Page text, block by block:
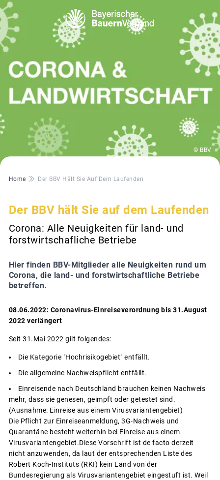
© BBV
Pfadnavigation
Home Der BBV Hält Sie Auf Dem Laufenden
Der BBV hält Sie auf dem Laufenden
Corona: Alle Neuigkeiten für land- und
forstwirtschafliche Betriebe
Hier finden BBV-Mitglieder alle Neuigkeiten rund um
Corona, die land- und forstwirtschaftliche Betriebe
betreffen.
08.06.2022: Coronavirus-Einreiseverordnung bis 31.August
2022 verlängert
Seit 31.Mai 2022 gilt folgendes:
Die Kategorie "Hochrisikogebiet" entfällt.
Die allgemeine Nachweispflicht entfällt.
Einreisende nach Deutschland brauchen keinen Nachweis
mehr, dass sie genesen, geimpft oder getestet sind.
(Ausnahme: Einreise aus einem Virusvariantengebiet)
Die Pflicht zur Einreiseanmeldung, 3G-Nachweis und
Quarantäne besteht weiterhin bei Einreise aus einem
Virusvariantengebiet.Diese Vorschrift ist de facto derzeit
nicht anzuwenden, da laut der entsprechenden Liste des
Robert Koch-Instituts (RKI) kein Land von der
Bundesregierung als Virusvariantengebiet eingestuft ist. Weil